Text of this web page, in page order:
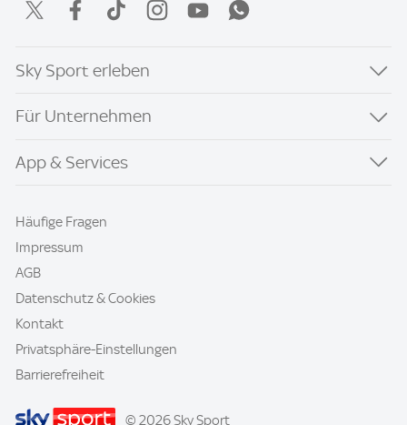
Sky Sport erleben
Für Unternehmen
App & Services
Häufige Fragen
Impressum
AGB
Datenschutz & Cookies
Kontakt
Privatsphäre-Einstellungen
Barrierefreiheit
© 2026 Sky Sport